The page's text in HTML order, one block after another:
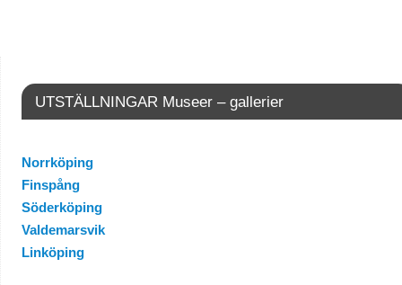
UTSTÄLLNINGAR Museer – gallerier
Norrköping
Finspång
Söderköping
Valdemarsvik
Linköping